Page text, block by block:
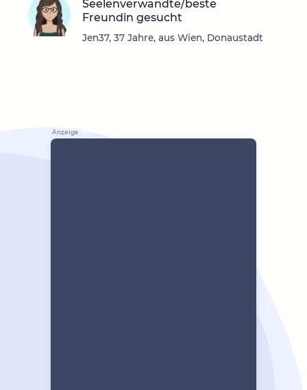
Seelenverwandte/beste
Freundin gesucht
Jen37, 37 Jahre, aus Wien, Donaustadt